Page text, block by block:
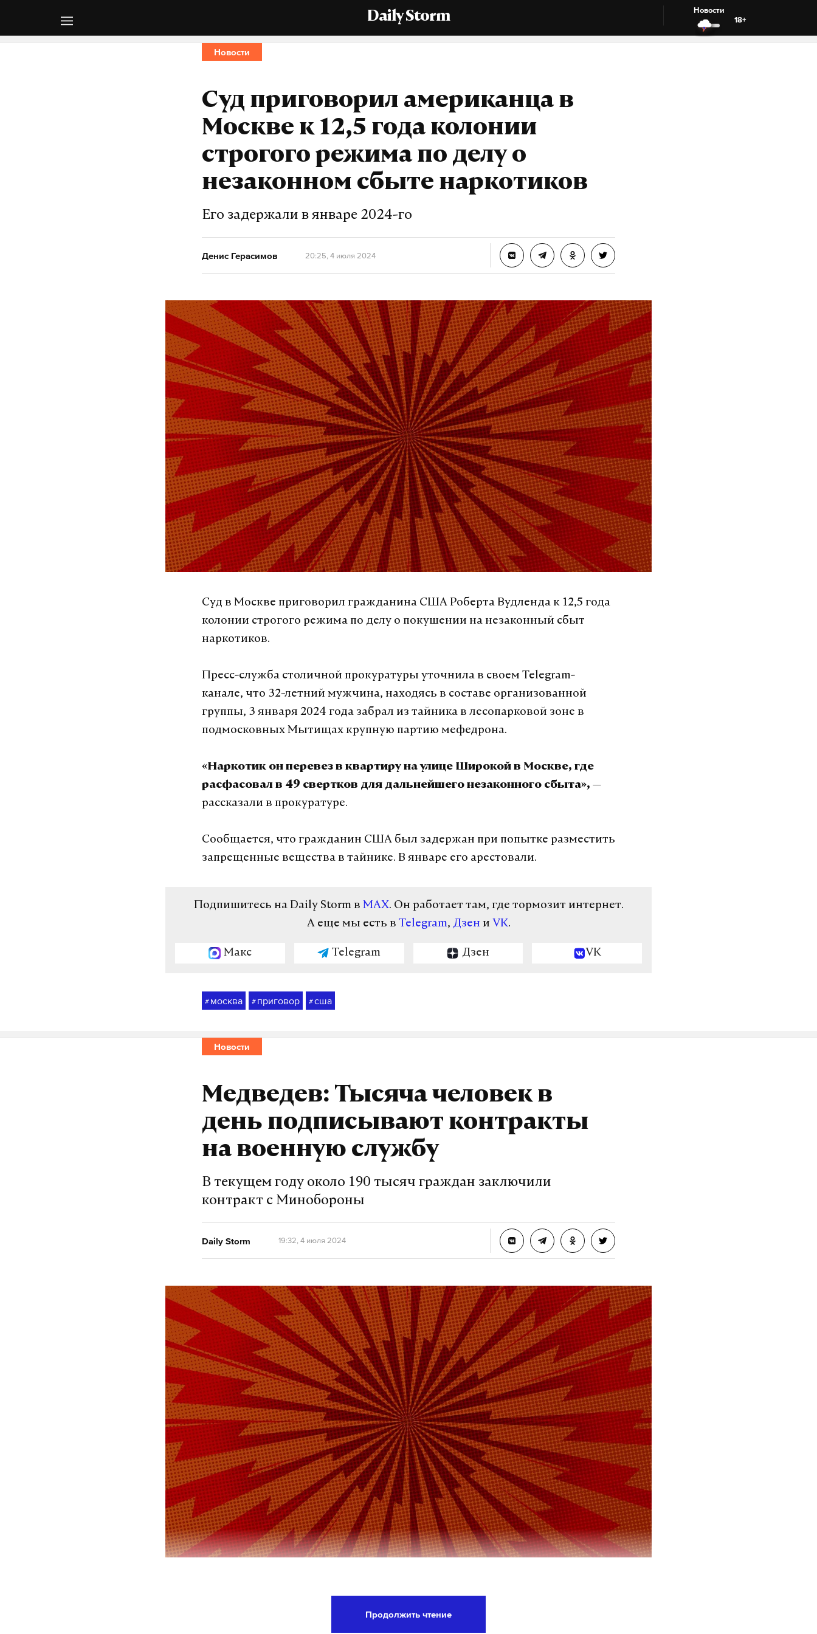
Daily Storm
Новости
18+
Новости
Суд приговорил американца в
Москве к 12,5 года колонии
строгого режима по делу о
незаконном сбыте наркотиков
Его задержали в январе 2024-го
Денис Герасимов 20:25, 4 июля 2024
Суд в Москве приговорил гражданина США Роберта Вудленда к 12,5 года
колонии строгого режима по делу о покушении на незаконный сбыт
наркотиков.
Пресс-служба столичной прокуратуры уточнила в своем Telegram-
канале, что 32-летний мужчина, находясь в составе организованной
группы, 3 января 2024 года забрал из тайника в лесопарковой зоне в
подмосковных Мытищах крупную партию мефедрона.
«Наркотик он перевез в квартиру на улице Широкой в Москве, где
расфасовал в 49 свертков для дальнейшего незаконного сбыта», —
рассказали в прокуратуре.
Сообщается, что гражданин США был задержан при попытке разместить
запрещенные вещества в тайнике. В январе его арестовали.
Подпишитесь на Daily Storm в MAX. Он работает там, где тормозит интернет.
А еще мы есть в Telegram, Дзен и VK.
Макс Telegram Дзен VK
# москва # приговор #сша
Новости
Медведев: Тысяча человек в
день подписывают контракты
на военную службу
В текущем году около 190 тысяч граждан заключили
контракт с Минобороны
Daily Storm 19:32, 4 июля 2024
Продолжить чтение